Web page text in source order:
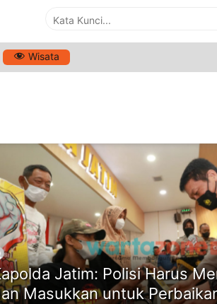
Wisata
LOMBA ORASI PIALA KAPOLRI
Jatim: Polisi Harus
Masukkan untuk